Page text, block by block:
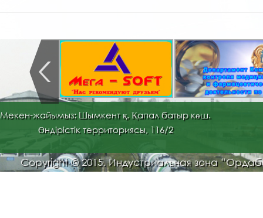
Мекен-жайымыз: Шымкент қ. Қапал батыр көш.
Өндірістік территориясы, 116/2
Copyright © 2015. Индустриальная зона